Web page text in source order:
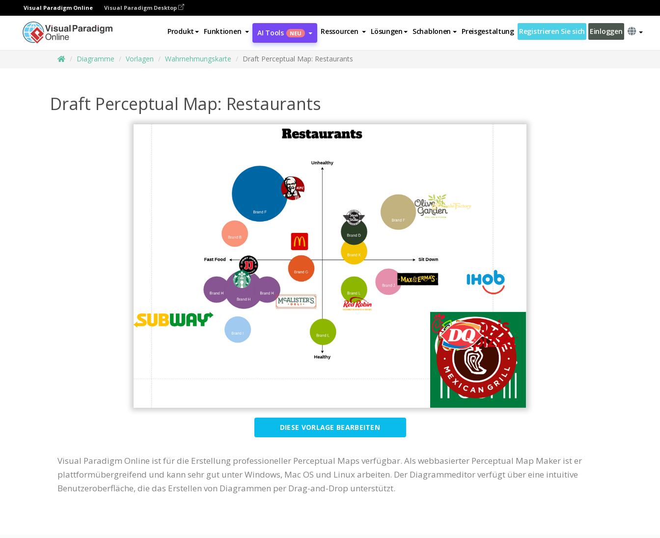
Visual Paradigm Online Visual Paradigm Desktop
Produkt Funktionen AI Tools NEU Ressourcen Lösungen Schablonen Preisgestaltung Registrieren Sie sich Einloggen
Diagramme Vorlagen Wahrnehmungskarte Draft Perceptual Map: Restaurants
Draft Perceptual Map: Restaurants
DIESE VORLAGE BEARBEITEN
Visual Paradigm Online ist für die Erstellung professioneller Perceptual Maps verfügbar. Als webbasierter Perceptual Map Maker ist er
plattformübergreifend und kann sehr gut unter Windows, Mac OS und Linux arbeiten. Der Diagrammeditor verfügt über eine intuitive
Benutzeroberfläche, die das Erstellen von Diagrammen per Drag-and-Drop unterstützt.